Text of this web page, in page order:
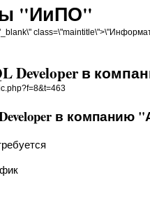
"ИиПО"
Developer в
в компанию